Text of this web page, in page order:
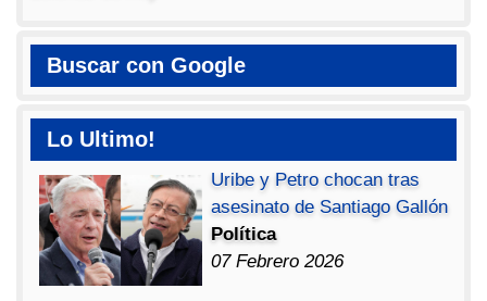
Buscar con Google
Lo Ultimo!
Uribe y Petro chocan tras
asesinato de Santiago Gallón
Política
07 Febrero 2026